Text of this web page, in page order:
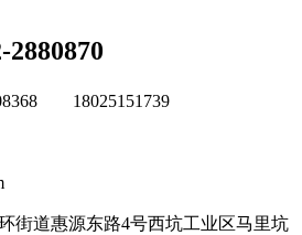
18025151739
街道惠源东路4号西坑工业区马里坑